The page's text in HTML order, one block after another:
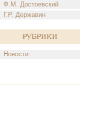
Ф.М. Достоевский
Г.Р. Державин
Рубрики
Новости